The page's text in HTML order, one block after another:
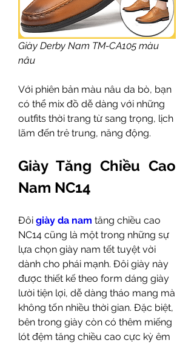
Giày Derby Nam TM-CA105 màu
nâu
Với phiên bản màu nâu da bò, bạn
có thể mix đồ dễ dàng với những
outfits thời trang từ sang trọng, lịch
lãm đến trẻ trung, năng động.
Giày Tăng Chiều Cao
Nam NC14
Đôi giày da nam tăng chiều cao
NC14 cũng là một trong những sự
lựa chọn giày nam tết tuyệt vời
dành cho phái mạnh. Đôi giày này
được thiết kế theo form dáng giày
lười tiện lợi, dễ dàng tháo mang mà
không tốn nhiều thời gian. Đặc biệt,
bên trong giày còn có thêm miếng
lót đệm tăng chiều cao cực kỳ êm